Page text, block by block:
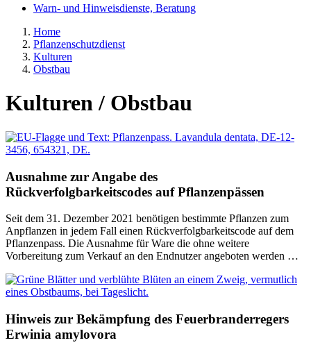
Warn- und Hinweisdienste, Beratung
Home
Pflanzenschutzdienst
Kulturen
Obstbau
Kulturen / Obstbau
Ausnahme zur Angabe des
Rückverfolgbarkeitscodes auf Pflanzenpässen
Seit dem 31. Dezember 2021 benötigen bestimmte Pflanzen zum
Anpflanzen in jedem Fall einen Rückverfolgbarkeitscode auf dem
Pflanzenpass. Die Ausnahme für Ware die ohne weitere
Vorbereitung zum Verkauf an den Endnutzer angeboten werden …
Hinweis zur Bekämpfung des Feuerbranderregers
Erwinia amylovora